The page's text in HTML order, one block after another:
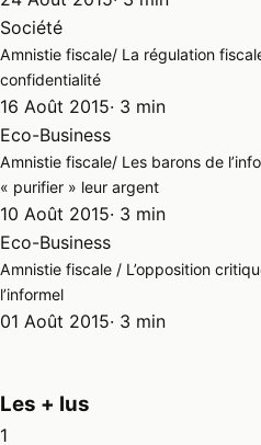
Société
Amnistie fiscale/ La régulation
confidentialité
16 Août 2015· 3 min
Eco-Business
Amnistie fiscale/ Les barons de
« purifier » leur argent
10 Août 2015· 3 min
Eco-Business
Amnistie fiscale / L’opposition
l’informel
01 Août 2015· 3 min
Les + lus
1